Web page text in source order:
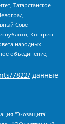
Татарстанское
Совет
Конгресс
народных
объединение,
7822/ данные
Виктор Викторович, Голубева Анна Львовна, Константинова Алла Михайловна, Малкова Ирина Владимировна, Мурадов Мурад Абдулгалимович, Осетинская Елизавета Николаевна, Понасенков Евгений Николаевич, Ганапольский Матвей Юрьевич, Киселев Евгений Алексеевич, Борухович Ирина Григорьевна, Дремин Иван Тимофеевич, Дубровский Дмитрий Викторович, Красноярская региональная общественная организация поддержки и развития альтернативных образовательных технологий и межкультурных коммуникаций "ИНТЕРРА", Маяковская Екатерина Алексеевна, Фейгин Марк Захарович, Филимонов Андрей Викторович, Дзугкоева Регина Николаевна, Доброхотов Роман Александрович, Дудь Юрий Александрович, Елкин Сергей Владимирович, Кругликов Кирилл Игоревич, Сабунаева Мария Леонидовна, Семенов Алексей Владимирович, Шаинян Карен Багратович, Шульман Екатерина Михайловна, Асафьев Артур Валерьевич, Вахштайн Виктор Семенович, Венедиктов Алексей Алексеевич, Лушникова Екатерина Евгеньевна, Волков Леонид Михайлович, Невзоров Александр Глебович, Пархоменко Сергей Борисович, Сироткин Ярослав Николаевич, Кара-Мурза Владимир Владимирович, Баранова Наталья Владимировна, Гозман Леонид Яковлевич, Кагарлицкий Борис Юльевич, Климарев Михаил Валерьевич, Милов Владимир Станиславович, Автономная некоммерческая организация Краснодарский центр современного искусства "Типография", Моргенштерн Алишер Тагирович, Соболь Любовь Эдуардовна, Общество с ограниченной ответственностью "ЛИЗА НОРМ", Каспаров Гарри Кимович, Ходорковский Михаил Борисович, Общество с ограниченной ответственностью "Апрельские тезисы", Данилович Ирина Брониславовна, Кашин Олег Владимирович, Петров Николай Владимирович, Пивоваров Алексей Владимирович, Соколов Михаил Владимирович, Цветкова Юлия Владимировна, Чичваркин Евгений Александрович, Комитет против пыток/Команда против пыток, Общество с ограниченной ответственностью "Первый научный", Общество с ограниченной ответственностью "Вертолет и ко", Белоцерковская Вероника Борисовна, Кац Максим Евгеньевич, Лазарева Татьяна Юрьевна, Шаведдинов Руслан Табризович, Яшин Илья Валерьевич, Общество с ограниченной ответственностью "Иноагент ААВ", Алешковский Дмитрий Петрович, Альбац Евгения Марковна, Быков Дмитрий Львович, Галямина Юлия Евгеньевна, Лойко Сергей Леонидович, Мартынов Кирилл Константинович, Медведев Сергей Александрович, Крашенинников Федор Геннадиевич, Гордеева Катерина Вл